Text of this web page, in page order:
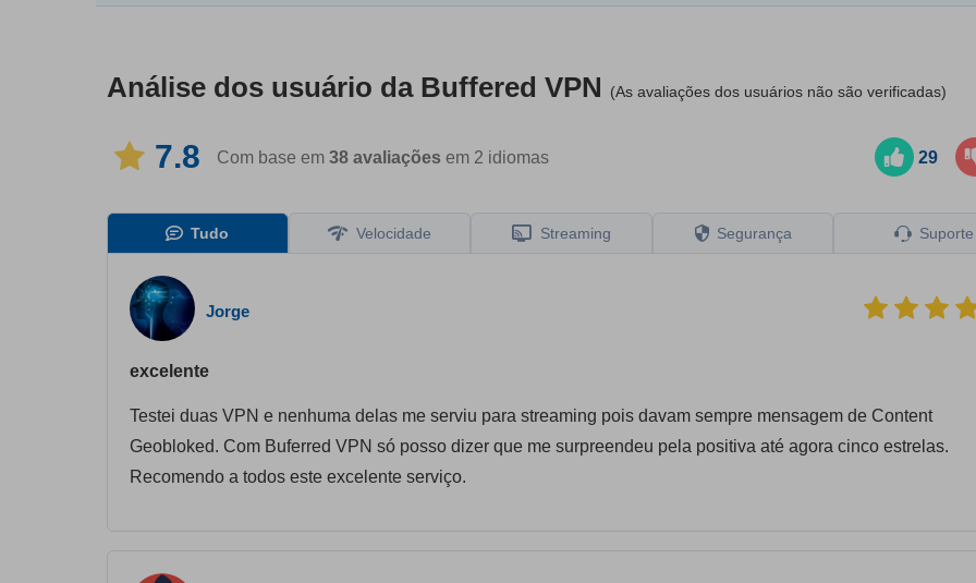
Análise dos usuário da Buffered VPN (As avaliações dos usuários não são verificadas)
7.8 Com base em 38 avaliações em 2 idiomas 29
Tudo Velocidade Streaming Segurança Suporte
Jorge
excelente
Testei duas VPN e nenhuma delas me serviu para streaming pois davam sempre mensagem de Content
Geobloked. Com Buferred VPN só posso dizer que me surpreendeu pela positiva até agora cinco estrelas.
Recomendo a todos este excelente serviço.